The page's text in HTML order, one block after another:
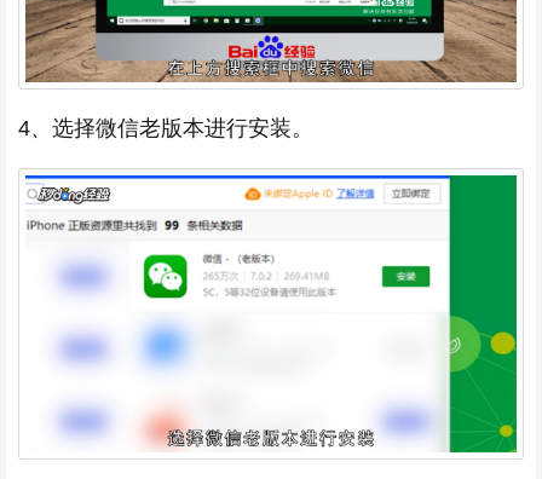
4、选择微信老版本进行安装。